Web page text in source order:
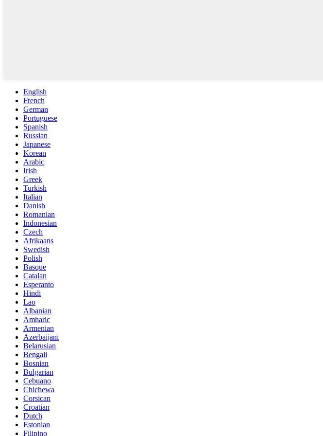
English
French
German
Portuguese
Spanish
Russian
Japanese
Korean
Arabic
Irish
Greek
Turkish
Italian
Danish
Romanian
Indonesian
Czech
Afrikaans
Swedish
Polish
Basque
Catalan
Esperanto
Hindi
Lao
Albanian
Amharic
Armenian
Azerbaijani
Belarusian
Bengali
Bosnian
Bulgarian
Cebuano
Chichewa
Corsican
Croatian
Dutch
Estonian
Filipino